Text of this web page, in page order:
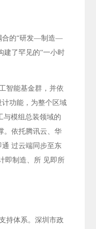
合的“研发—制造—
建了罕见的“一小时
智能基金群，并依
功能，为整个区域
与模组总装领域的
。依托腾讯云、华
过云端同步至东
即制造、所 见即所
持体系。深圳市政